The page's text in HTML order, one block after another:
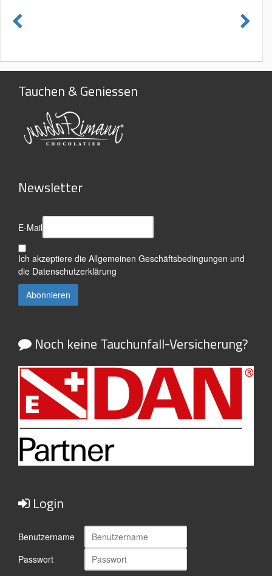
Tauchen & Geniessen
Newsletter
E-Mail
Ich akzeptiere die Allgemeinen Geschäftsbedingungen und
die Datenschutzerklärung
Noch keine Tauchunfall-Versicherung?
Login
Benutzername
Passwort